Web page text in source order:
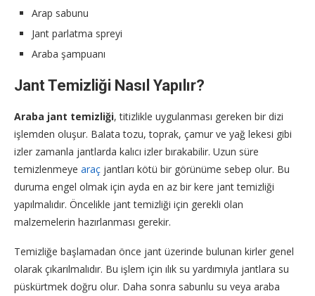
Arap sabunu
Jant parlatma spreyi
Araba şampuanı
Jant Temizliği Nasıl Yapılır?
Araba jant temizliği, titizlikle uygulanması gereken bir dizi
işlemden oluşur. Balata tozu, toprak, çamur ve yağ lekesi gibi
izler zamanla jantlarda kalıcı izler bırakabilir. Uzun süre
temizlenmeye araç jantları kötü bir görünüme sebep olur. Bu
duruma engel olmak için ayda en az bir kere jant temizliği
yapılmalıdır. Öncelikle jant temizliği için gerekli olan
malzemelerin hazırlanması gerekir.
Temizliğe başlamadan önce jant üzerinde bulunan kirler genel
olarak çıkarılmalıdır. Bu işlem için ılık su yardımıyla jantlara su
püskürtmek doğru olur. Daha sonra sabunlu su veya araba